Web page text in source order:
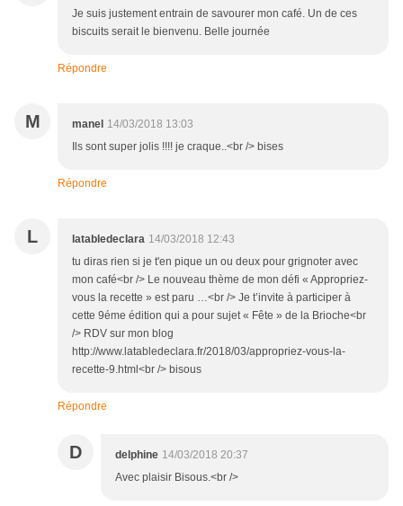
Je suis justement entrain de savourer mon café. Un de ces
biscuits serait le bienvenu. Belle journée
Répondre
M manel 14/03/2018 13:03
Ils sont super jolis !!!! je craque..<br /> bises
Répondre
L latabledeclara 14/03/2018 12:43
tu diras rien si je t'en pique un ou deux pour grignoter avec
mon café<br /> Le nouveau thème de mon défi « Appropriez-
vous la recette » est paru …<br /> Je t’invite à participer à
cette 9éme édition qui a pour sujet « Fête » de la Brioche<br
/> RDV sur mon blog
http://www.latabledeclara.fr/2018/03/appropriez-vous-la-
recette-9.html<br /> bisous
Répondre
D delphine 14/03/2018 20:37
Avec plaisir Bisous.<br />